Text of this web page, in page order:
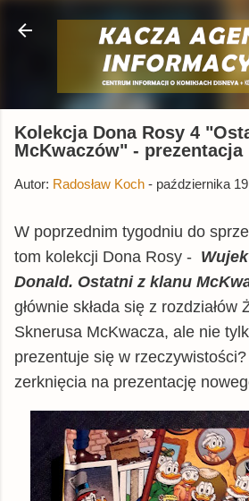
Przejdź do głównej
Kolekcja Dona Rosy 4
McKwaczów" - prezentacja
Autor: Radosław Koch - października
W poprzednim tygodniu do
tom kolekcji Dona Rosy -
Donald. Ostatni z klanu
głównie składa się z rozdziałów
Sknerusa McKwacza, ale nie
prezentuje się w
zerknięcia na prezentację